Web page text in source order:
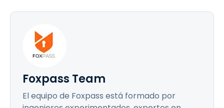
Foxpass Team
El equipo de Foxpass está formado por